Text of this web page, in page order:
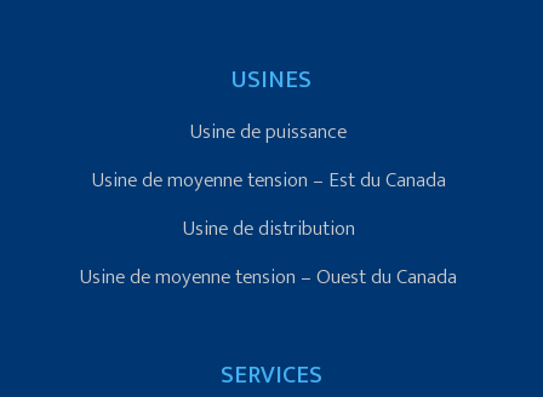
USINES
Usine de puissance
Usine de moyenne tension – Est du Canada
Usine de distribution
Usine de moyenne tension – Ouest du Canada
SERVICES